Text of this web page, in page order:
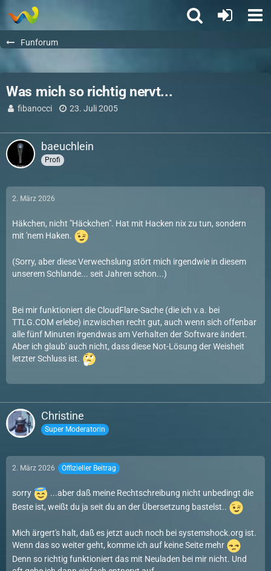
Funforum
Was mich so richtig nervt...
fibanocci 23. Juli 2005
baeuchlein
Profi
2. März 2026
Häkchen, nicht "Häckchen". Hat mit Hacken nix zu tun, sondern
mit 'nem Haken.
(Sorry, aber diese Verwechslung stört mich irgendwie in diesem
unserem Schlande... seit Jahren schon...)
Bei mir funktioniert die CloudFlare-Sache (die ich v.a. bei
TTLG.COM erlebe) inzwischen recht gut, auch wenn sich offenbar
alle fünf Minuten irgendwas am Verhalten der Software ändert.
Aber ich glaub' auch nicht, dass diese Not-Lösung der Weisheit
letzter Schluss ist.
Christine
Super Moderatorin
2. März 2026 Offizieller Beitrag
sorry
...aber daß meine Rechtschreibung nicht unbedingt die
Beste ist, weißt du ja seit du an der Übersetzung bastelst..
Mich ärgert's halt, daß es jetzt auch noch bei systemshock.org ist.
Wenn das so weiter geht, komme ich auf keine Seite mehr
Denn so richtig funktioniert das mit Neuladen bei mir nicht. Und